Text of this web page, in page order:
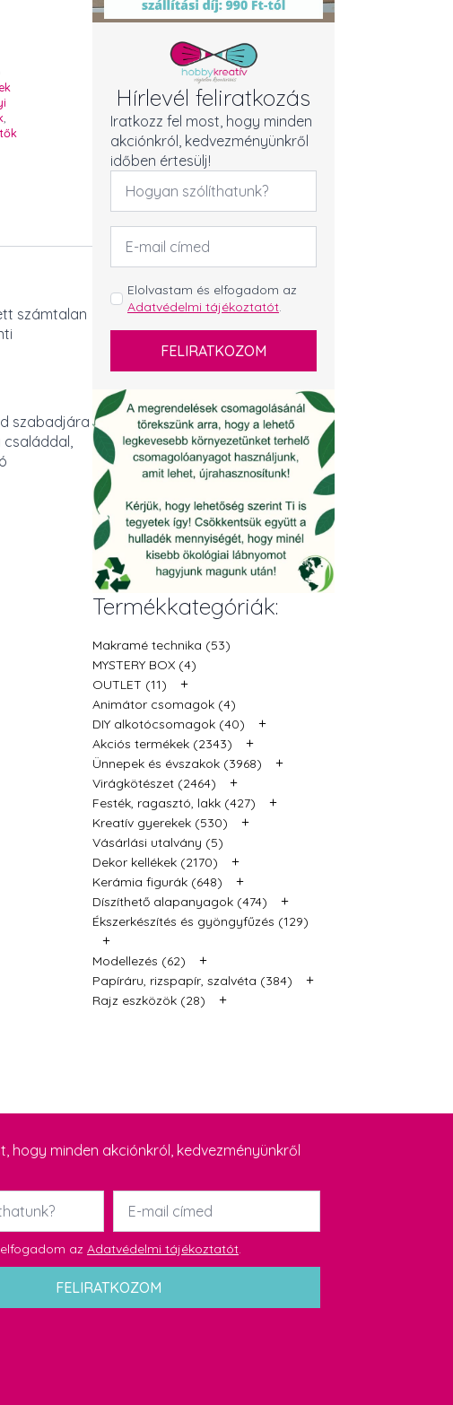
,
számtalan
szabadjára
családdal,
Hírlevél feliratkozás
Iratkozz fel most, hogy minden
akciónkról, kedvezményünkről
időben értesülj!
Név
Email
cím
GDPR
*
Elolvastam és elfogadom az
Adatvédelmi tájékoztatót.
FELIRATKOZOM
Termékkategóriák:
Makramé technika (53)
MYSTERY BOX (4)
OUTLET (11)
+
Animátor csomagok (4)
DIY alkotócsomagok (40)
+
Akciós termékek (2343) +
Ünnepek és évszakok (3968) +
Virágkötészet (2464) +
Festék, ragasztó, lakk (427) +
Kreatív gyerekek (530) +
Vásárlási utalvány (5)
Dekor kellékek (2170)
+
Kerámia figurák (648) +
Díszíthető alapanyagok (474) +
Ékszerkészítés és gyöngyfűzés (129)
+
Modellezés (62) +
Papíráru, rizspapír, szalvéta (384) +
Rajz eszközök (28) +
hogy minden akciónkról, kedvezményünkről
Email
az Adatvédelmi tájékoztatót
FELIRATKOZOM